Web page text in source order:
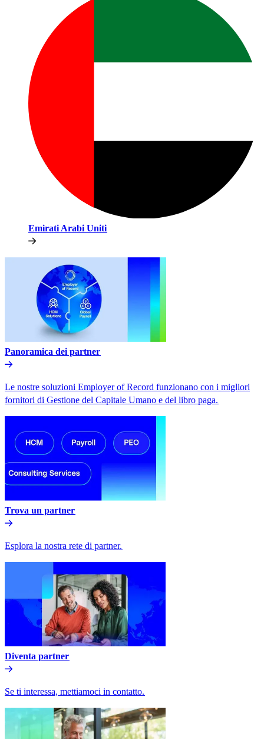
Emirati Arabi Uniti​​
Panoramica dei partner​​
Le nostre soluzioni Employer of Record funzionano con i migliori
fornitori di Gestione del Capitale Umano e del libro paga.​​
Trova un partner​​
Esplora la nostra rete di partner.​​
Diventa partner​​
Se ti interessa, mettiamoci in contatto.​​